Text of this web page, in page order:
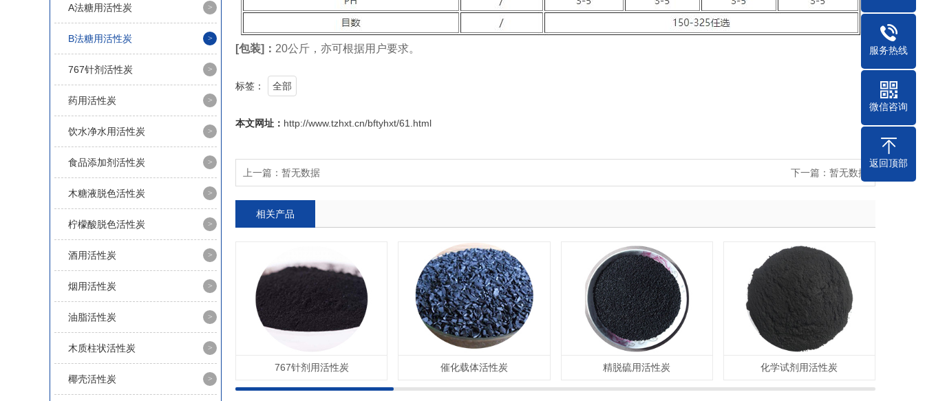
A法糖用活性炭
B法糖用活性炭
767针剂活性炭
药用活性炭
饮水净水用活性炭
食品添加剂活性炭
木糖液脱色活性炭
柠檬酸脱色活性炭
酒用活性炭
烟用活性炭
油脂活性炭
木质柱状活性炭
椰壳活性炭
[包装]： 20公斤，亦可根据用户要求。
标签： 全部
本文网址： http://www.tzhxt.cn/bftyhxt/61.html
上一篇： 暂无数据 下一篇： 暂无数据
相关产品
767针剂用活性炭 催化载体活性炭 精脱硫用活性炭 化学试剂用活性炭
服务热线
微信咨询
返回顶部